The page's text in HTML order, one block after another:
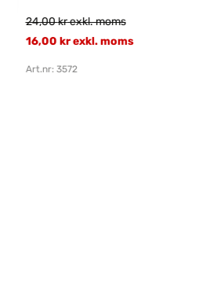
24,00krexkl. moms
16,00 krexkl. moms
Art.nr: 3572